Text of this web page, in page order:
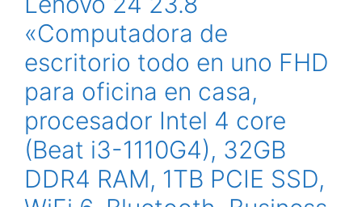
«Computadora de
escritorio todo en uno FHD
para oficina en casa,
procesador Intel 4 core
(Beat i3-1110G4), 32GB
DDR4 RAM, 1TB PCIE SSD,